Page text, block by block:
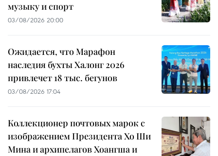
музыку и спорт
03/08/2026 20:00
Ожидается, что Марафон
наследия бухты Халонг 2026
привлечет 18 тыс. бегунов
03/08/2026 17:04
Коллекционер почтовых марок с
изображением Президента Хо Ши
Мина и архипелагов Хоангша и